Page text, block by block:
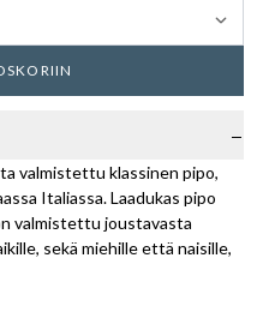
valmistettu klassinen pipo,
Italiassa. Laadukas pipo
valmistettu joustavasta
sekä miehille että naisille,